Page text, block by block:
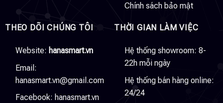
Chính sách bảo mật
THEO DÕI CHÚNG TÔI
Website: hanasmart.vn
Email:
hanasmart.vn@gmail.com
Facebook: hanasmart.vn
THỜI GIAN LÀM VIỆC
Hệ thống showroom: 8-
22h mỗi ngày
Hệ thống bán hàng online:
24/24